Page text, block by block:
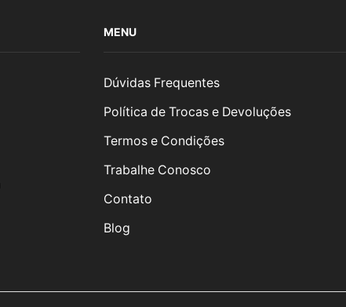
MENU
Dúvidas Frequentes
Política de Trocas e Devoluções
Termos e Condições
Trabalhe Conosco
Contato
Blog